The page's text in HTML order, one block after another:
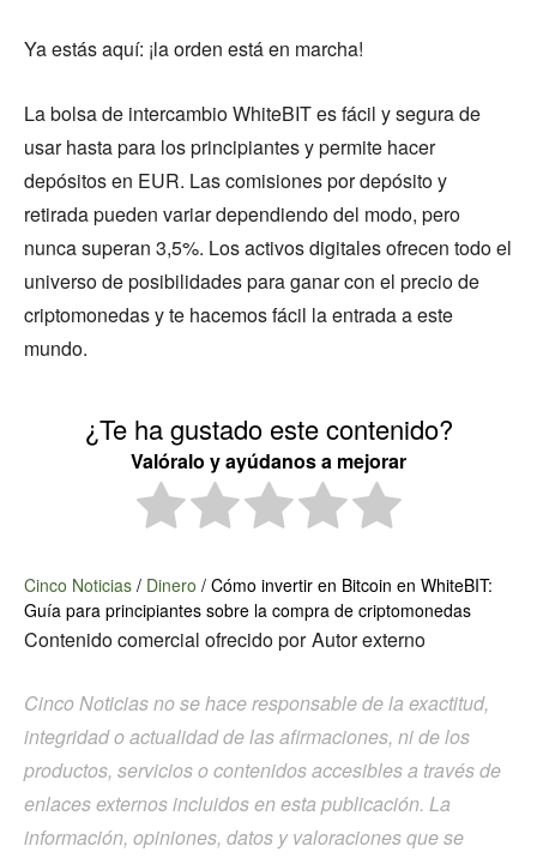
Ya estás aquí: ¡la orden está en marcha!
La bolsa de intercambio WhiteBIT es fácil y segura de
usar hasta para los principiantes y permite hacer
depósitos en EUR. Las comisiones por depósito y
retirada pueden variar dependiendo del modo, pero
nunca superan 3,5%. Los activos digitales ofrecen todo el
universo de posibilidades para ganar con el precio de
criptomonedas y te hacemos fácil la entrada a este
mundo.
¿Te ha gustado este contenido?
Valóralo y ayúdanos a mejorar
Cinco Noticias / Dinero / Cómo invertir en Bitcoin en WhiteBIT:
Guía para principiantes sobre la compra de criptomonedas
Contenido comercial ofrecido por Autor externo
Cinco Noticias no se hace responsable de la exactitud,
integridad o actualidad de las afirmaciones, ni de los
productos, servicios o contenidos accesibles a través de
enlaces externos incluidos en esta publicación. La
información, opiniones, datos y valoraciones que se